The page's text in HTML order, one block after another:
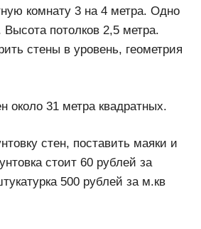
комнату 3 на 4 метра. Одно
Высота потолков 2,5 метра.
стены в уровень, геометрия
около 31 метра квадратных.
стен, поставить маяки и
стоит 60 рублей за
500 рублей за м.кв